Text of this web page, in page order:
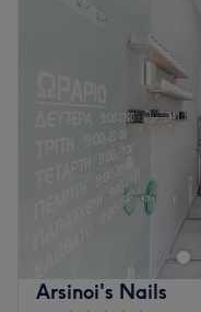
Τετάρτη
Ήρθε η ώρα να
να απολαύσεις μια
Époque στο
περιποίησης άκρων,
επίσης και μασάζ για
ανανεώσεις την
Arsinoi's Nails